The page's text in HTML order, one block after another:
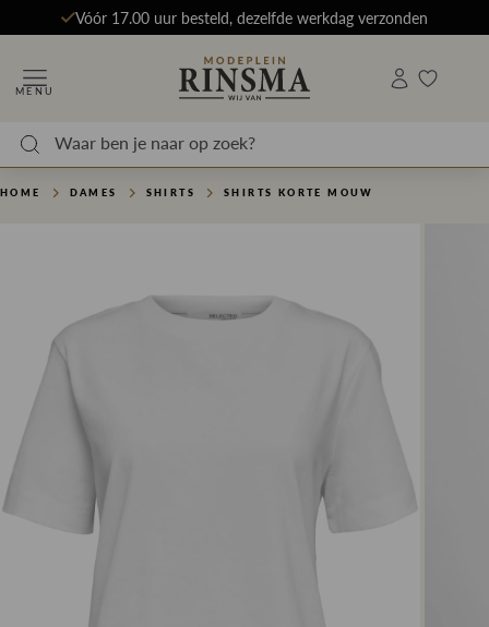
Vóór 17.00 uur besteld, dezelfde werkdag verzonden
MENU
HOME DAMES SHIRTS SHIRTS KORTE MOUW